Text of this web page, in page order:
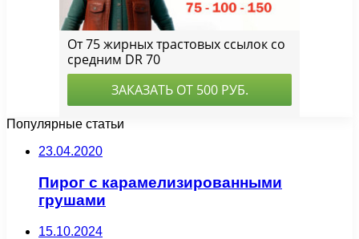
Популярные статьи
23.04.2020
Пирог с карамелизированными
грушами
15.10.2024